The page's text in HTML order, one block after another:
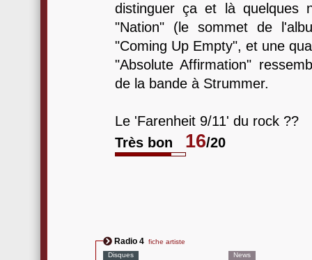
distinguer ça et là quelques
"Nation" (le sommet de
"Coming Up Empty", et une
"Absolute Affirmation"
de la bande à Strummer.
Le 'Farenheit 9/11' du rock ??
Très bon
16/20
Radio 4 fiche artiste
Disques
News